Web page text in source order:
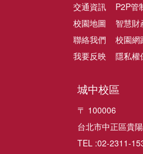
交通資訊
校園地圖
聯絡我們
我要反映
P2P管
智慧財
校園網
隱私權
城中校區
〒 100006
台北市中正區貴
TEL :02-2311-